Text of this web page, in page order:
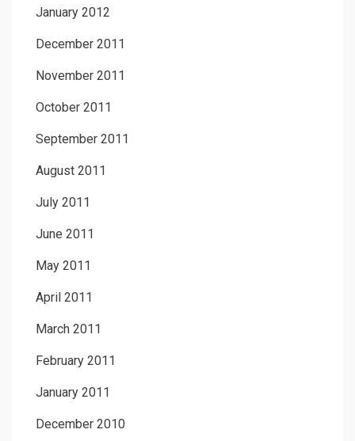
January 2012
December 2011
November 2011
October 2011
September 2011
August 2011
July 2011
June 2011
May 2011
April 2011
March 2011
February 2011
January 2011
December 2010